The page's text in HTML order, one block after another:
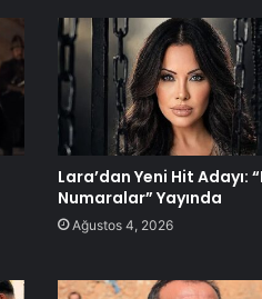
Lara’dan Yeni Hit Adayı:
Numaralar” Yayında
Ağustos 4, 2026